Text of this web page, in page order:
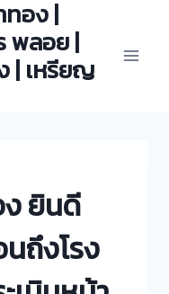
อง |
พลอย |
| เหรียญ
ยินดี
ถึงโรง